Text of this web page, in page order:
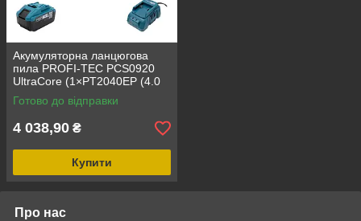
Акумуляторна ланцюгова
пила PROFI-TEC PCS0920
UltraCore (1×PT2040EP (4.0
Аг), зарядний пристрій)
Готово до відправки
4 038,90 ₴
Купити
Про нас